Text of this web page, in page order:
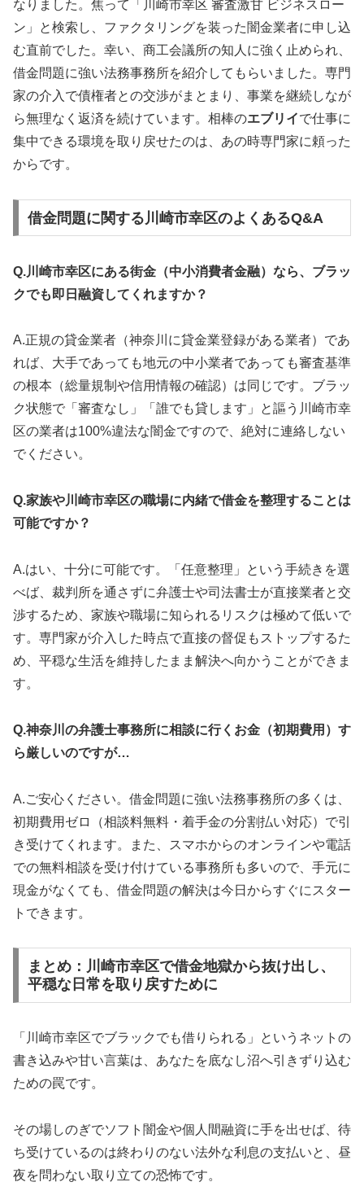
なりました。焦って「川崎市幸区 審査激甘 ビジネスロー
ン」と検索し、ファクタリングを装った闇金業者に申し込
む直前でした。幸い、商工会議所の知人に強く止められ、
借金問題に強い法務事務所を紹介してもらいました。専門
家の介入で債権者との交渉がまとまり、事業を継続しなが
ら無理なく返済を続けています。相棒のエブリイで仕事に
集中できる環境を取り戻せたのは、あの時専門家に頼った
からです。
借金問題に関する川崎市幸区のよくあるQ&A
Q.川崎市幸区にある街金（中小消費者金融）なら、ブラッ
クでも即日融資してくれますか？
A.正規の貸金業者（神奈川に貸金業登録がある業者）であ
れば、大手であっても地元の中小業者であっても審査基準
の根本（総量規制や信用情報の確認）は同じです。ブラッ
ク状態で「審査なし」「誰でも貸します」と謳う川崎市幸
区の業者は100%違法な闇金ですので、絶対に連絡しない
でください。
Q.家族や川崎市幸区の職場に内緒で借金を整理することは
可能ですか？
A.はい、十分に可能です。「任意整理」という手続きを選
べば、裁判所を通さずに弁護士や司法書士が直接業者と交
渉するため、家族や職場に知られるリスクは極めて低いで
す。専門家が介入した時点で直接の督促もストップするた
め、平穏な生活を維持したまま解決へ向かうことができま
す。
Q.神奈川の弁護士事務所に相談に行くお金（初期費用）す
ら厳しいのですが…
A.ご安心ください。借金問題に強い法務事務所の多くは、
初期費用ゼロ（相談料無料・着手金の分割払い対応）で引
き受けてくれます。また、スマホからのオンラインや電話
での無料相談を受け付けている事務所も多いので、手元に
現金がなくても、借金問題の解決は今日からすぐにスター
トできます。
まとめ：川崎市幸区で借金地獄から抜け出し、
平穏な日常を取り戻すために
「川崎市幸区でブラックでも借りられる」というネットの
書き込みや甘い言葉は、あなたを底なし沼へ引きずり込む
ための罠です。
その場しのぎでソフト闇金や個人間融資に手を出せば、待
ち受けているのは終わりのない法外な利息の支払いと、昼
夜を問わない取り立ての恐怖です。